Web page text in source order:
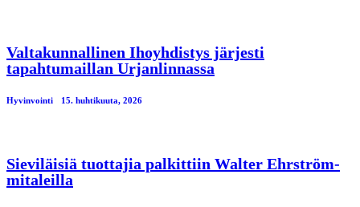
Valtakunnallinen Ihoyhdistys järjesti
tapahtumaillan Urjanlinnassa
Hyvinvointi 15. huhtikuuta, 2026
Sieviläisiä tuottajia palkittiin Walter Ehrström-
mitaleilla